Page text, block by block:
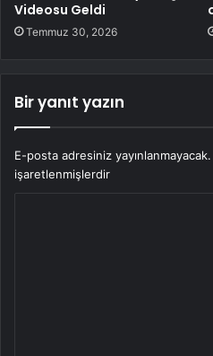
Videosu Geldi
Temmuz 30, 2026
Bir yanıt yazın
E-posta adresiniz yayınlanmayacak.
işaretlenmişlerdir